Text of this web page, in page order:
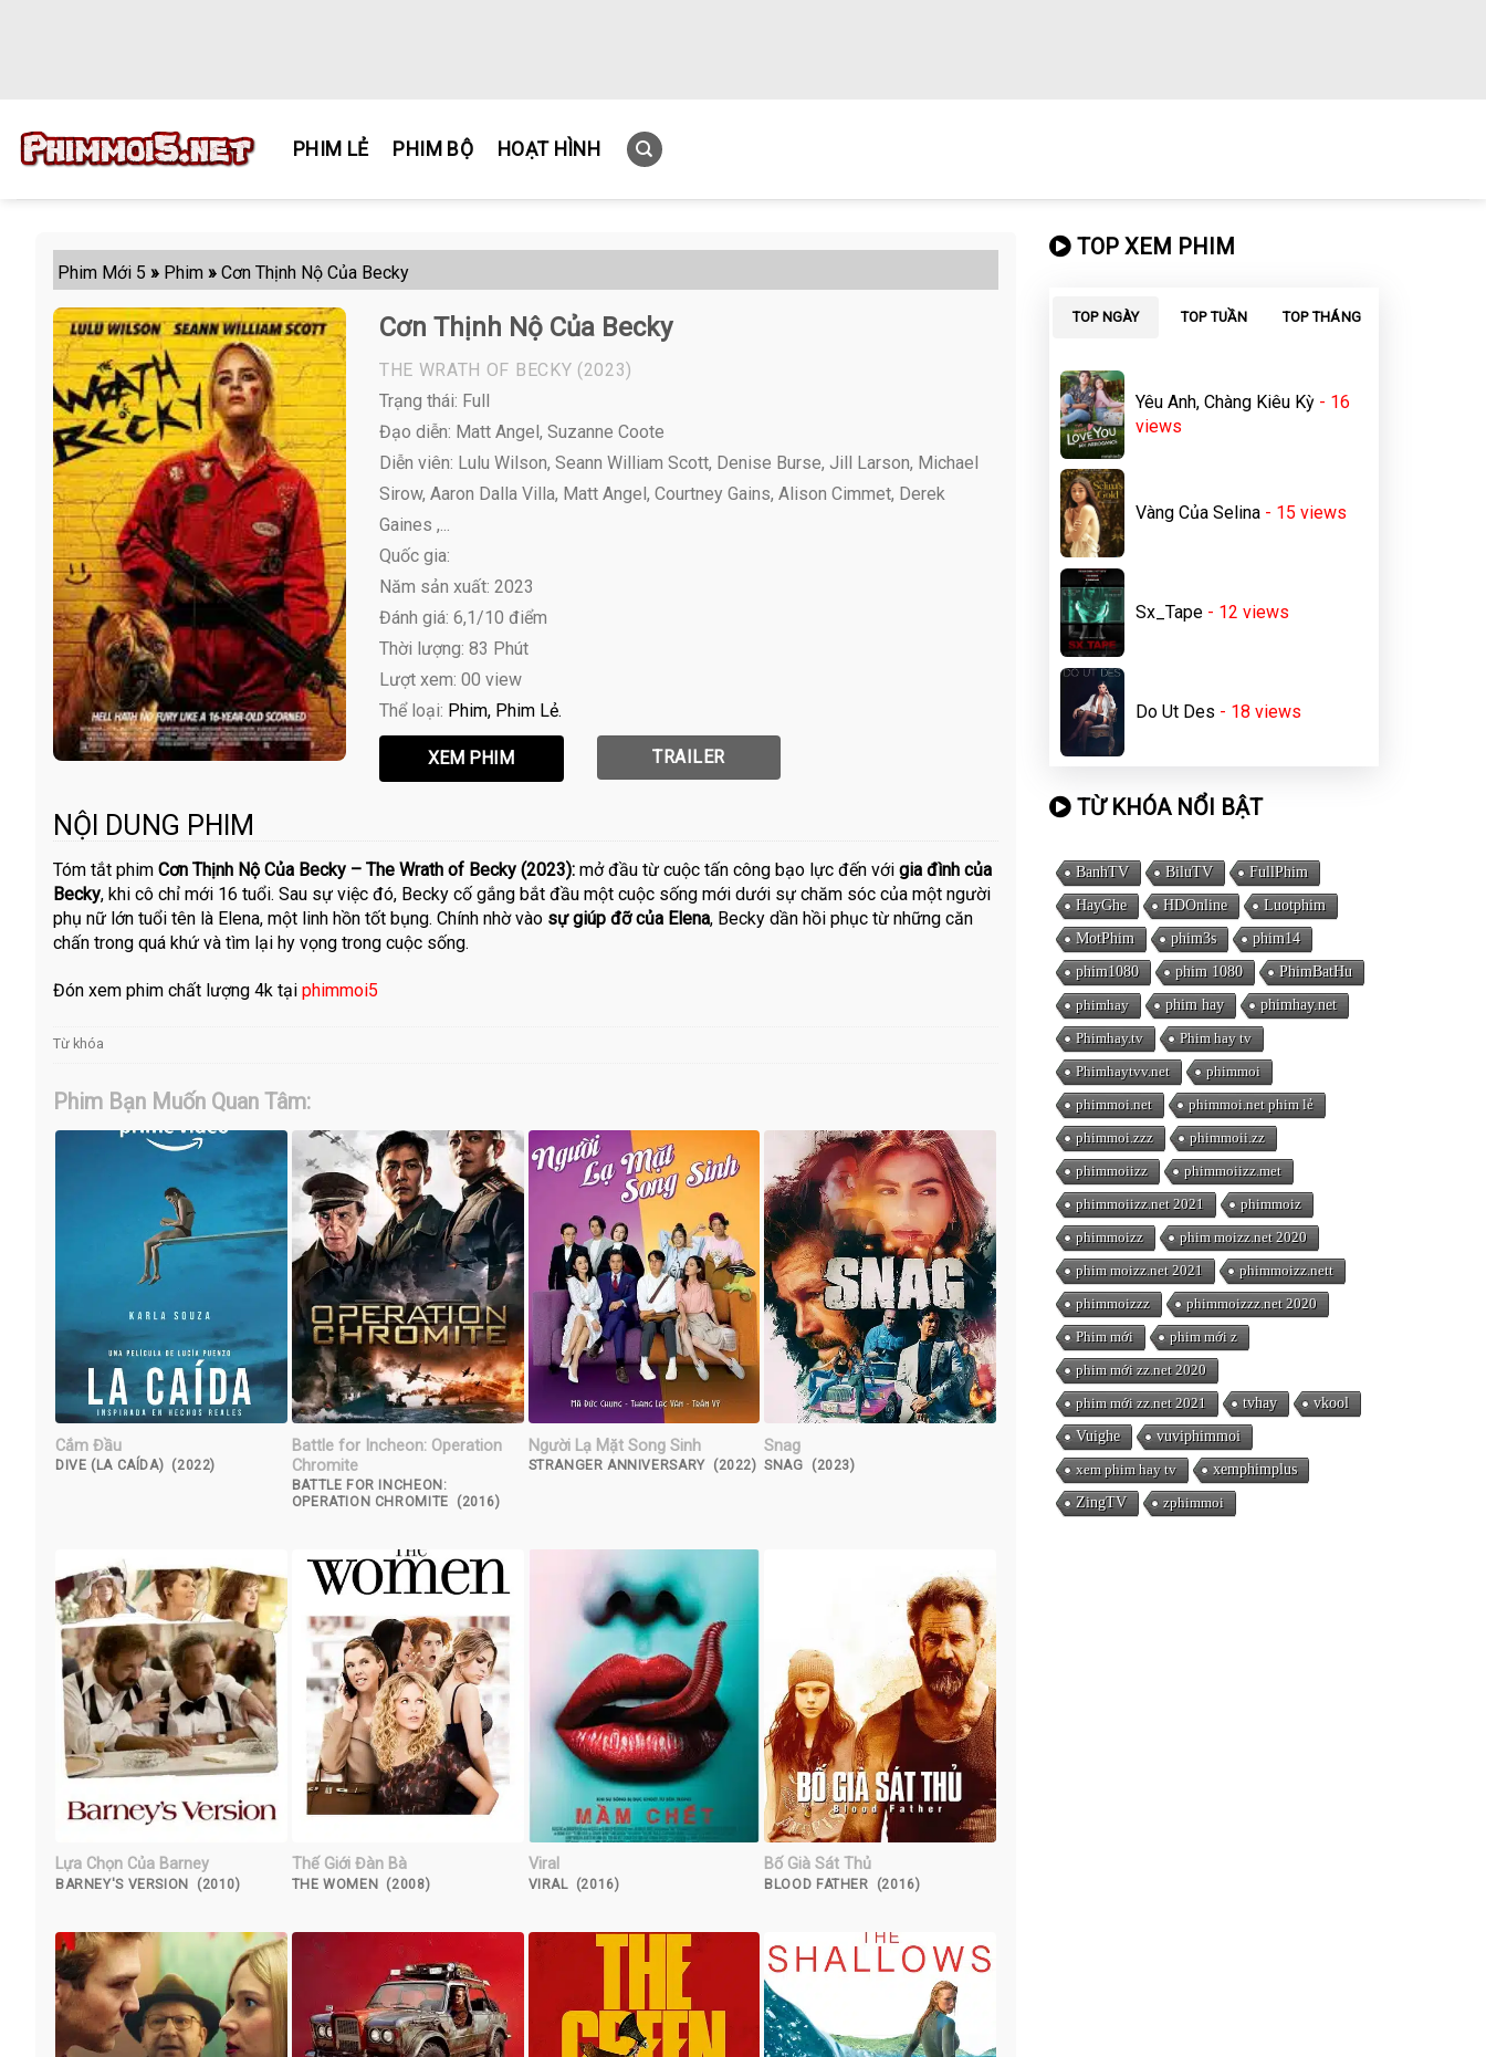
PHIM LẺ PHIM BỘ HOẠT HÌNH
Phim Mới 5 » Phim » Cơn Thịnh Nộ Của Becky
Cơn Thịnh Nộ Của Becky
THE WRATH OF BECKY (2023)
Trạng thái: Full
Đạo diễn: Matt Angel, Suzanne Coote
Diễn viên: Lulu Wilson, Seann William Scott, Denise Burse, Jill Larson, Michael
Sirow, Aaron Dalla Villa, Matt Angel, Courtney Gains, Alison Cimmet, Derek
Gaines ,...
Quốc gia:
Năm sản xuất: 2023
Đánh giá: 6,1/10 điểm
Thời lượng: 83 Phút
Lượt xem: 00 view
Thể loại: Phim Phim Lẻ
TRAILER
NỘI DUNG PHIM
Tóm tắt phim Cơn Thịnh Nộ Của Becky – The Wrath of Becky (2023): mở đầu từ cuộc tấn công bạo lực đến với gia đình của
Becky, khi cô chỉ mới 16 tuổi. Sau sự việc đó, Becky cố gắng bắt đầu một cuộc sống mới dưới sự chăm sóc của một người
phụ nữ lớn tuổi tên là Elena, một linh hồn tốt bụng. Chính nhờ vào sự giúp đỡ của Elena, Becky dần hồi phục từ những căn
chấn trong quá khứ và tìm lại hy vọng trong cuộc sống.
Đón xem phim chất lượng 4k tại phimmoi5
Từ khóa
Phim Bạn Muốn Quan Tâm:
Cắm Đầu
DIVE (LA CAÍDA) (2022)
Battle for Incheon: Operation
Chromite
BATTLE FOR INCHEON:
OPERATION CHROMITE (2016)
Người Lạ Mặt Song Sinh
STRANGER ANNIVERSARY (2022)
Snag
SNAG (2023)
Lựa Chọn Của Barney
BARNEY'S VERSION (2010)
Thế Giới Đàn Bà
THE WOMEN (2008)
Viral
VIRAL (2016)
Bố Già Sát Thủ
BLOOD FATHER (2016)
TOP XEM PHIM
TOP NGÀY TOP TUẦN TOP THÁNG
Yêu Anh, Chàng Kiêu Kỳ - 16
views
Vàng Của Selina - 15 views
Sx_Tape - 12 views
Do Ut Des - 18 views
TỪ KHÓA NỔI BẬT
BanhTV BiluTV
FullPhim
HayGhe
HDOnline
Luotphim
MotPhim
phim3s
phim14
phim1080
phim 1080
PhimBatHu
phimhay
phim hay
phimhay.net
Phimhay.tv
Phim hay tv
Phimhaytvv.net
phimmoi
phimmoi.net
phimmoi.net phim lẻ
phimmoi.zzz
phimmoii.zz
phimmoiizz
phimmoiizz.met
phimmoiizz.net 2021
phimmoiz
phimmoizz
phim moizz.net 2020
phim moizz.net 2021
phimmoizz.nett
phimmoizzz
phimmoizzz.net 2020
Phim mới
phim mới z
phim mới zz.net 2020
phim mới zz.net 2021
tvhay
vkool
Vuighe
vuviphimmoi
xem phim hay tv
xemphimplus
ZingTV
zphimmoi